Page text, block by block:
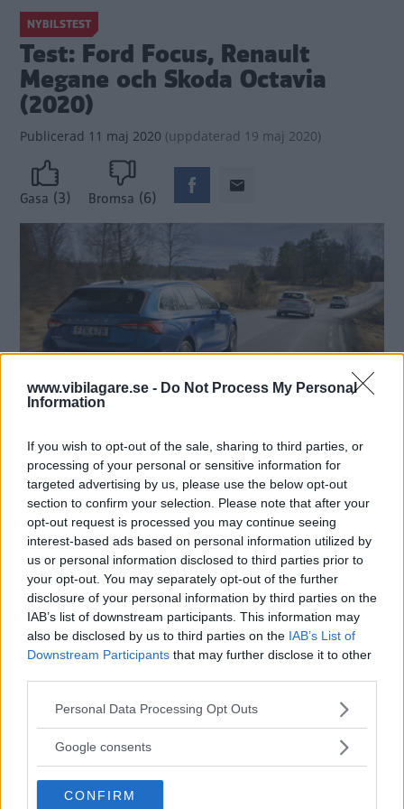
www.vibilagare.se - Do Not Process My Personal
Information
If you wish to opt-out of the sale, sharing to third parties, or
processing of your personal or sensitive information for
targeted advertising by us, please use the below opt-out
section to confirm your selection. Please note that after your
opt-out request is processed you may continue seeing
interest-based ads based on personal information utilized by
us or personal information disclosed to third parties prior to
your opt-out. You may separately opt-out of the further
disclosure of your personal information by third parties on the
IAB’s list of downstream participants. This information may
also be disclosed by us to third parties on the IAB’s List of
Downstream Participants that may further disclose it to other
Please note that this website/app uses one or more Google
not limited to your visit or usage behaviour. You may click to
use your data for below specified purposes in below Google
consent section.
Personal Data Processing Opt Outs
Google consents
CONFIRM
NYBILSTEST
Test: Ford Focus, Renault
Megane och Skoda Octavia
(2020)
Publicerad 11 maj 2020 (uppdaterad 19 maj 2020)
Gasa (3) Bromsa (6)
En vettig vardagskombi, hur ska en sådan vara
beskaffad år 2020? Kanske som nya Skoda Octavia,
Renault Megane eller Ford Focus, tre storlastare för
vanliga plånböcker. Bara en kan vara bäst!
Text
Calle Carlquist
Fotograf
Simon Hamelius
Det här är en låst artikel.
att fortsätta läsa.